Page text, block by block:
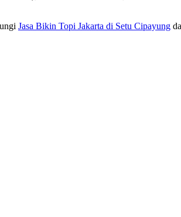
Jasa Bikin Topi Jakarta di Setu Cipayung